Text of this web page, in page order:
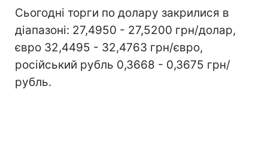
Сьогодні торги по долару закрилися в
діапазоні: 27,4950 - 27,5200 грн/долар,
євро 32,4495 - 32,4763 грн/євро,
російський рубль 0,3668 - 0,3675 грн/
рубль.